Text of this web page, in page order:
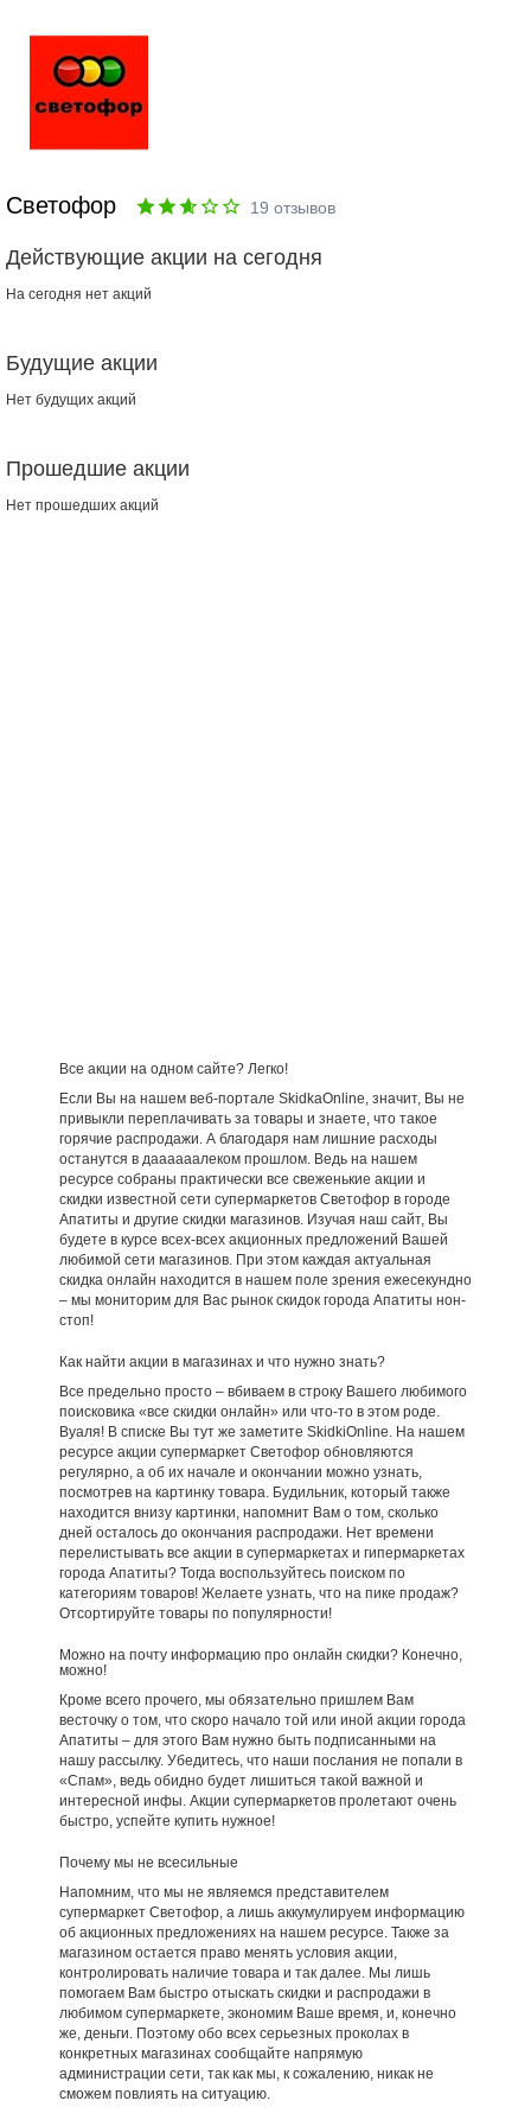
Светофор 19 отзывов
Действующие акции на сегодня
На сегодня нет акций
Будущие акции
Нет будущих акций
Прошедшие акции
Нет прошедших акций
Все акции на одном сайте? Легко!
Если Вы на нашем веб-портале SkidkaOnline, значит, Вы не
привыкли переплачивать за товары и знаете, что такое
горячие распродажи. А благодаря нам лишние расходы
останутся в даааааалеком прошлом. Ведь на нашем
ресурсе собраны практически все свеженькие акции и
скидки известной сети супермаркетов Светофор в городе
Апатиты и другие скидки магазинов. Изучая наш сайт, Вы
будете в курсе всех-всех акционных предложений Вашей
любимой сети магазинов. При этом каждая актуальная
скидка онлайн находится в нашем поле зрения ежесекундно
– мы мониторим для Вас рынок скидок города Апатиты нон-
стоп!
Как найти акции в магазинах и что нужно знать?
Все предельно просто – вбиваем в строку Вашего любимого
поисковика «все скидки онлайн» или что-то в этом роде.
Вуаля! В списке Вы тут же заметите SkidkiOnline. На нашем
ресурсе акции супермаркет Светофор обновляются
регулярно, а об их начале и окончании можно узнать,
посмотрев на картинку товара. Будильник, который также
находится внизу картинки, напомнит Вам о том, сколько
дней осталось до окончания распродажи. Нет времени
перелистывать все акции в супермаркетах и гипермаркетах
города Апатиты? Тогда воспользуйтесь поиском по
категориям товаров! Желаете узнать, что на пике продаж?
Отсортируйте товары по популярности!
Можно на почту информацию про онлайн скидки? Конечно,
можно!
Кроме всего прочего, мы обязательно пришлем Вам
весточку о том, что скоро начало той или иной акции города
Апатиты – для этого Вам нужно быть подписанными на
нашу рассылку. Убедитесь, что наши послания не попали в
«Спам», ведь обидно будет лишиться такой важной и
интересной инфы. Акции супермаркетов пролетают очень
быстро, успейте купить нужное!
Почему мы не всесильные
Напомним, что мы не являемся представителем
супермаркет Светофор, а лишь аккумулируем информацию
об акционных предложениях на нашем ресурсе. Также за
магазином остается право менять условия акции,
контролировать наличие товара и так далее. Мы лишь
помогаем Вам быстро отыскать скидки и распродажи в
любимом супермаркете, экономим Ваше время, и, конечно
же, деньги. Поэтому обо всех серьезных проколах в
конкретных магазинах сообщайте напрямую
администрации сети, так как мы, к сожалению, никак не
сможем повлиять на ситуацию.